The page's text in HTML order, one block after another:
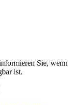
Sie, wenn
ist.